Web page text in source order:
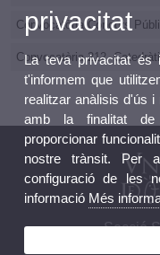
Convocatòria Concurs
Convocatòria 212.
Secció
privacitat
La teva privacitat és
t'informem que
realitzar anàlisis d'ús
amb la finalitat de
proporcionar
nostre trànsit. Per
configuració de les
informació Més